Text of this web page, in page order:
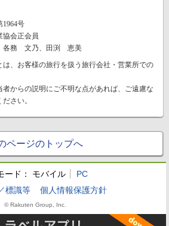
号
会正会員
各務 文乃、田渕 恵美
、お客様の旅行を扱う旅行会社・営業所での
からの説明にご不明な点があれば、ご遠慮な
さい。
ページのトップへ
ード： モバイル
PC
標識等
個人情報保護方針
© Rakuten Group, Inc.